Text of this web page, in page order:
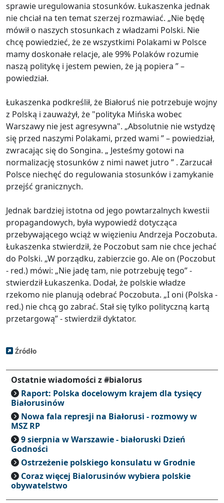
sprawie uregulowania stosunków. Łukaszenka jednak
nie chciał na ten temat szerzej rozmawiać. „Nie będę
mówił o naszych stosunkach z władzami Polski. Nie
chcę powiedzieć, że ze wszystkimi Polakami w Polsce
mamy doskonałe relacje, ale 99% Polaków rozumie
naszą politykę i jestem pewien, że ją popiera ” –
powiedział.
Łukaszenka podkreślił, że Białoruś nie potrzebuje wojny
z Polską i zauważył, że "polityka Mińska wobec
Warszawy nie jest agresywna". „Absolutnie nie wstydzę
się przed naszymi Polakami, przed wami ” – powiedział,
zwracając się do Songina. „ Jesteśmy gotowi na
normalizację stosunków z nimi nawet jutro ” . Zarzucał
Polsce niechęć do regulowania stosunków i zamykanie
przejść granicznych.
Jednak bardziej istotna od jego powtarzalnych kwestii
propagandowych, była wypowiedź dotycząca
przebywającego wciąż w więzieniu Andrzeja Poczobuta.
Łukaszenka stwierdził, że Poczobut sam nie chce jechać
do Polski. „W porządku, zabierzcie go. Ale on (Poczobut
- red.) mówi: „Nie jadę tam, nie potrzebuję tego” -
stwierdził Łukaszenka. Dodał, że polskie władze
rzekomo nie planują odebrać Poczobuta. „I oni (Polska -
red.) nie chcą go zabrać. Stał się tylko polityczną kartą
przetargową” - stwierdził dyktator.
Źródło
Ostatnie wiadomości z #bialorus
Raport: Polska docelowym krajem dla tysięcy
Białorusinów
Nowa fala represji na Białorusi - rozmowy w
MSZ RP
9 sierpnia w Warszawie - białoruski Dzień
Godności
Ostrzeżenie polskiego konsulatu w Grodnie
Coraz więcej Bialorusinów wybiera polskie
obywatelstwo